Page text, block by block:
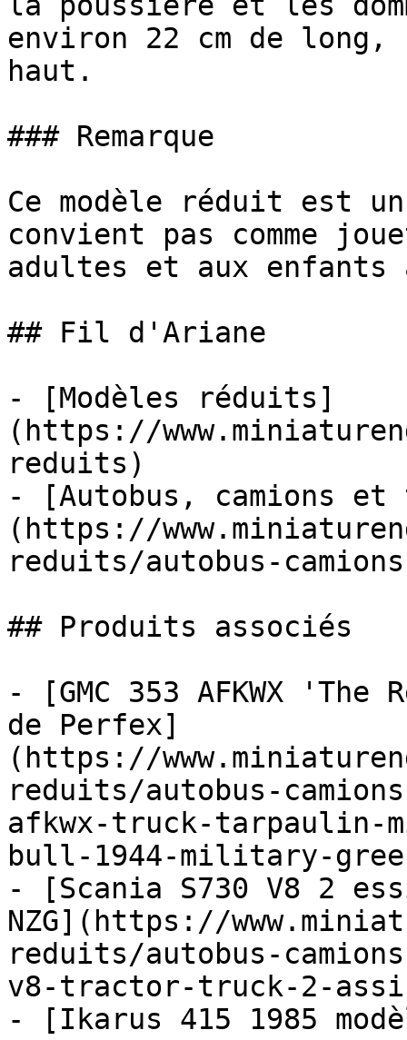
environ 22 cm de long,
haut.
### Remarque
Ce modèle réduit est
convient pas comme
adultes et aux
## Fil d'Ariane
- [Modèles réduits]
(https://
reduits)
- [Autobus, camions
(https://
reduits/autobus-
## Produits associés
- [GMC 353 AFKWX
de Perfex]
(https://
reduits/autobus-
afkwx-truck-
bull-1944-military-
- [Scania S730 V8 2
NZG](https://
reduits/autobus-
v8-tractor-truck-2-
- [Ikarus 415 1985